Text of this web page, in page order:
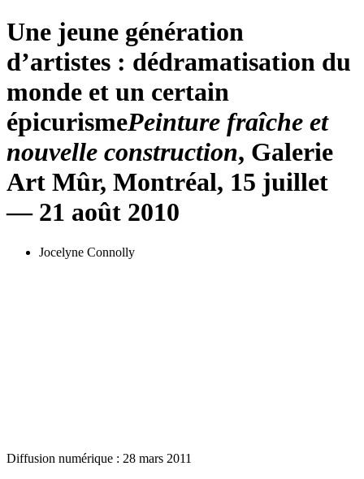
Une jeune génération
d’artistes : dédramatisation du
monde et un certain
épicurismePeinture fraîche et
nouvelle construction, Galerie
Art Mûr, Montréal, 15 juillet
— 21 août 2010
Jocelyne Connolly
Diffusion numérique : 28 mars 2011